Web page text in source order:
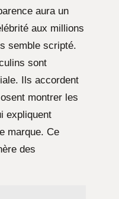
aura un
aux millions
semble scripté.
sont
Ils accordent
montrer les
expliquent
marque. Ce
des